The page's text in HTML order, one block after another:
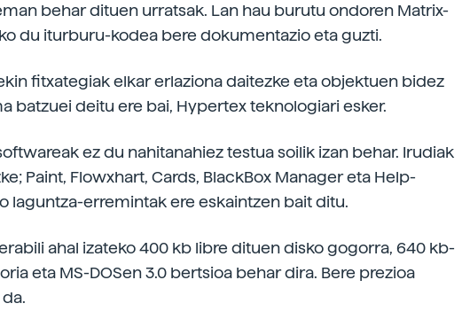
behar dituen urratsak. Lan hau burutu ondoren Matrix-
du iturburu-kodea bere dokumentazio eta guzti.
fitxategiak elkar erlaziona daitezke eta objektuen bidez
batzuei deitu ere bai, Hypertex teknologiari esker.
ez du nahitanahiez testua soilik izan behar. Irudiak
Paint, Flowxhart, Cards, BlackBox Manager eta Help-
laguntza-erremintak ere eskaintzen bait ditu.
ahal izateko 400 kb libre dituen disko gogorra, 640 kb-
eta MS-DOSen 3.0 bertsioa behar dira. Bere prezioa